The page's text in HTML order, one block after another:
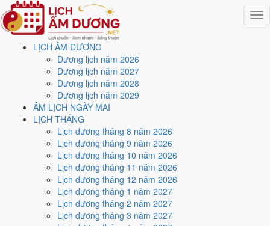
LỊCH ÂM DƯƠNG
Dương lịch năm 2026
Dương lịch năm 2027
Dương lịch năm 2028
Dương lịch năm 2029
ÂM LỊCH NGÀY MAI
LỊCH THÁNG
Lịch dương tháng 8 năm 2026
Lịch dương tháng 9 năm 2026
Lịch dương tháng 10 năm 2026
Lịch dương tháng 11 năm 2026
Lịch dương tháng 12 năm 2026
Lịch dương tháng 1 năm 2027
Lịch dương tháng 2 năm 2027
Lịch dương tháng 3 năm 2027
Trang chủ
Lịch năm 2020
Tháng 12/2020
Ngày 2/12/2020 (Kỷ Mão)
Xem ngày2/12/2020
lịch - Ngày 18/10 âm lịch
(Kỷ Mão) tốt hay xấu?
Ngày 2/12/2020 dương lịch (Thứ Tư) là ngày 18/10/2020 âm lịch
Kỷ Mão- Chi khắc Can, Trực Định, Sao Bích, nạp âm Thành
Đầu Thổ. Tổng hòa, đây làNgày Bình Hòavới điểm trung bình